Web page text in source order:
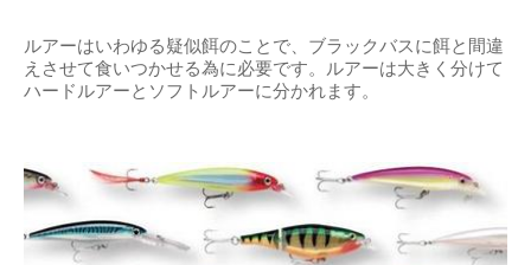
ルアーはいわゆる疑似餌のことで、ブラックバスに餌と間違
えさせて食いつかせる為に必要です。ルアーは大きく分けて
ハードルアーとソフトルアーに分かれます。